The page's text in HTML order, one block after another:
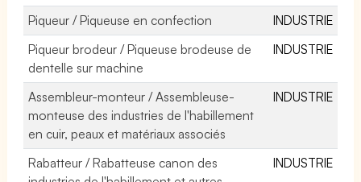
Piqueur / Piqueuse en confection
INDUSTRIE
Piqueur brodeur / Piqueuse brodeuse de
dentelle sur machine
INDUSTRIE
Assembleur-monteur / Assembleuse-
monteuse des industries de l'habillement
en cuir, peaux et matériaux associés
INDUSTRIE
Rabatteur / Rabatteuse canon des
INDUSTRIE